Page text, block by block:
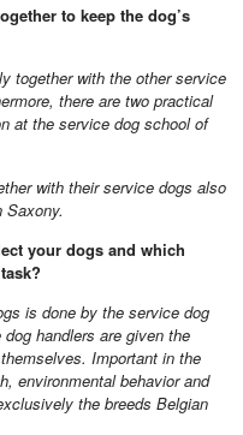
to keep the dog’s
together with the other service
there are two practical
at the service dog school of
with their service dogs also
your dogs and which
is done by the service dog
handlers are given the
Important in the
environmental behavior and
the breeds Belgian